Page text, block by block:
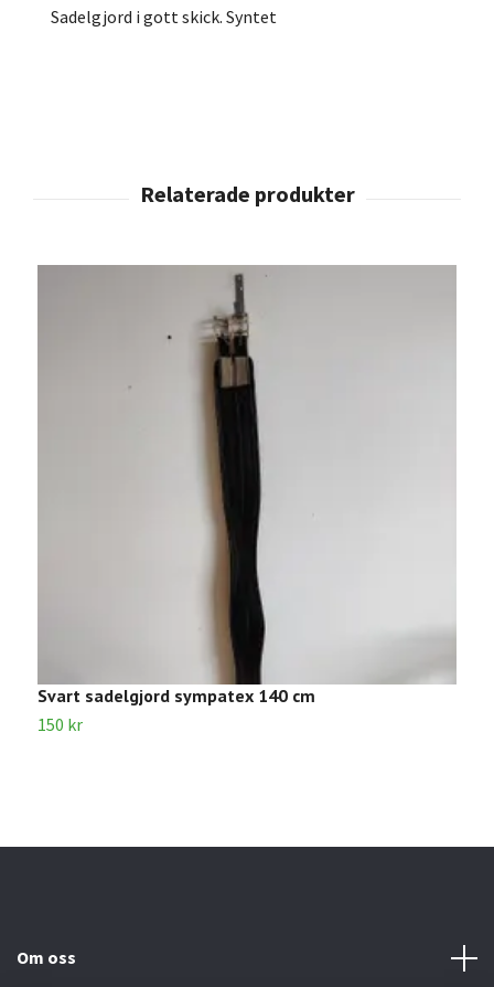
Sadelgjord i gott skick. Syntet
Svart sadelgjord sympatex 140 cm
150 kr
Om oss